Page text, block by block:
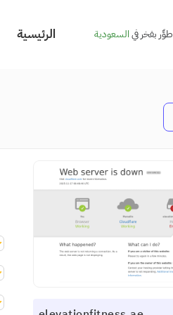
طوِّر بفخر فيالسعودية الرئيسية